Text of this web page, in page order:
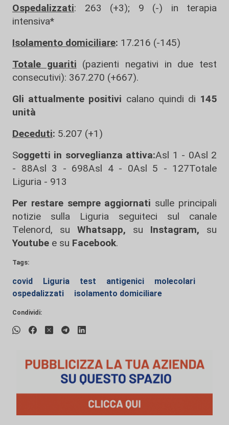
Ospedalizzati: 263 (+3); 9 (-) in terapia
intensiva*
Isolamento domiciliare: 17.216 (-145)
Totale guariti (pazienti negativi in due test
consecutivi): 367.270 (+667).
Gli attualmente positivi calano quindi di 145
unità
Deceduti: 5.207 (+1)
Soggetti in sorveglianza attiva:Asl 1 - 0Asl 2
- 88Asl 3 - 698Asl 4 - 0Asl 5 - 127Totale
Liguria - 913
Per restare sempre aggiornati sulle principali
notizie sulla Liguria seguiteci sul canale
Telenord, su
Whatsapp, su Instagram, su
Youtube e su Facebook.
Tags:
covid Liguria test antigenici
molecolari
ospedalizzati
isolamento domiciliare
Condividi: